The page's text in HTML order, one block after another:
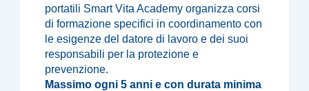
portatili Smart Vita Academy organizza corsi
di formazione specifici in coordinamento con
le esigenze del datore di lavoro e dei suoi
responsabili per la protezione e
prevenzione.
Massimo ogni 5anni e con durata minima